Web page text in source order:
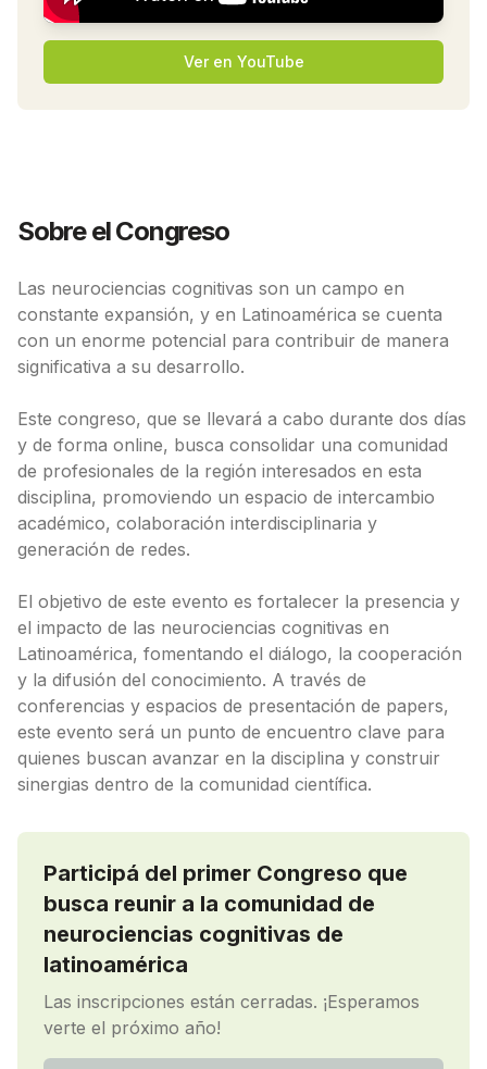
Ver en YouTube
Sobre el Congreso
Las neurociencias cognitivas son un campo en
constante expansión, y en Latinoamérica se cuenta
con un enorme potencial para contribuir de manera
significativa a su desarrollo.
Este congreso, que se llevará a cabo durante dos días
y de forma online, busca consolidar una comunidad
de profesionales de la región interesados en esta
disciplina, promoviendo un espacio de intercambio
académico, colaboración interdisciplinaria y
generación de redes.
El objetivo de este evento es fortalecer la presencia y
el impacto de las neurociencias cognitivas en
Latinoamérica, fomentando el diálogo, la cooperación
y la difusión del conocimiento. A través de
conferencias y espacios de presentación de papers,
este evento será un punto de encuentro clave para
quienes buscan avanzar en la disciplina y construir
sinergias dentro de la comunidad científica.
Participá del primer Congreso que
busca reunir a la comunidad de
neurociencias cognitivas de
latinoamérica
Las inscripciones están cerradas. ¡Esperamos
verte el próximo año!